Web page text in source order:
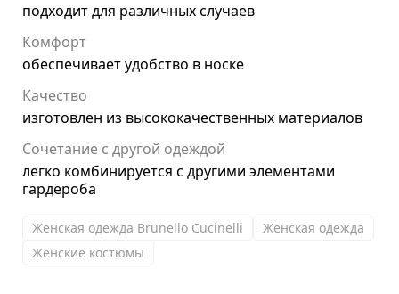
подходит для различных случаев
Комфорт
обеспечивает удобство в носке
Качество
изготовлен из высококачественных материалов
Сочетание с другой одеждой
легко комбинируется с другими элементами
гардероба
Женская одежда Brunello Cucinelli
Женская одежда
Женские костюмы